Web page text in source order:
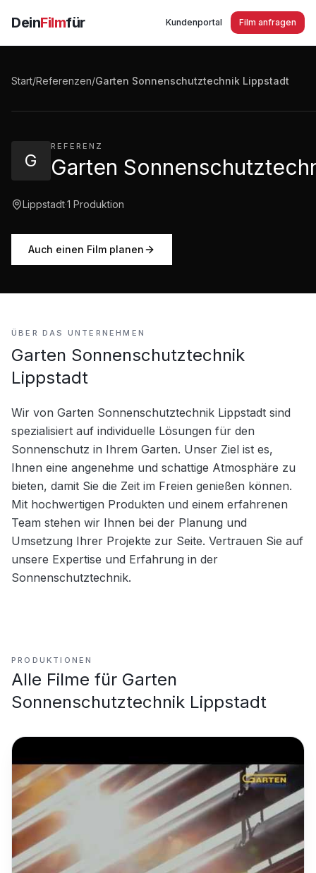
DeinFilmfür Kundenportal Film anfragen
Start/Referenzen/Garten Sonnenschutztechnik Lippstadt
G
REFERENZ
Garten
Lippstadt·1 Produktion
Auch einen Film planen
Garten Sonnenschutztechnik Lippstadt -
ÜBER DAS UNTERNEHMEN
Garten Sonnenschutztechnik
Lippstadt
Wir von Garten Sonnenschutztechnik Lippstadt sind
spezialisiert auf individuelle Lösungen für den
Sonnenschutz in Ihrem Garten. Unser Ziel ist es,
Ihnen eine angenehme und schattige Atmosphäre zu
bieten, damit Sie die Zeit im Freien genießen können.
Mit hochwertigen Produkten und einem erfahrenen
Team stehen wir Ihnen bei der Planung und
Umsetzung Ihrer Projekte zur Seite. Vertrauen Sie auf
unsere Expertise und Erfahrung in der
Sonnenschutztechnik.
PRODUKTIONEN
Alle Filme für Garten
Sonnenschutztechnik Lippstadt